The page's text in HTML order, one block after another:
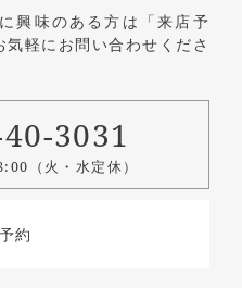
興味のある方は 「来店予
軽にお問い合わせくださ
3031
（火・水定休）
約